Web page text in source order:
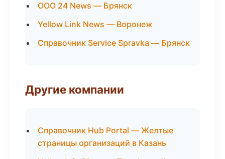
ООО 24 News — Брянск
Yellow Link News — Воронеж
Справочник Service Spravka — Брянск
Другие компании
Справочник Hub Portal — Желтые
страницы организаций в Казань